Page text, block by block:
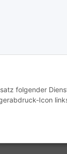
folgender
Icon